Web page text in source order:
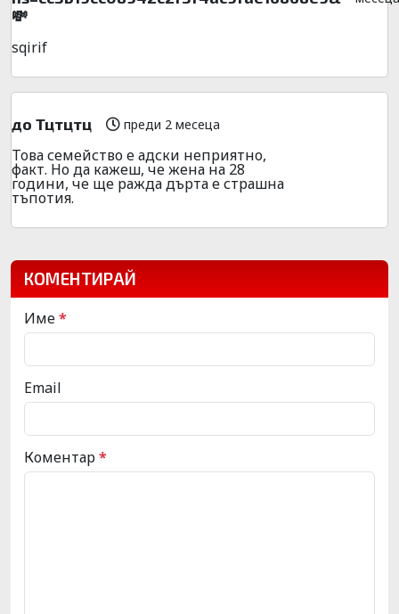
💸
sqirif
до Тцтцтц преди 2 месеца
Това семейство е адски неприятно,
факт. Но да кажеш, че жена на 28
години, че ще ражда дърта е страшна
тъпотия.
КОМЕНТИРАЙ
Име*
Email
Коментар*